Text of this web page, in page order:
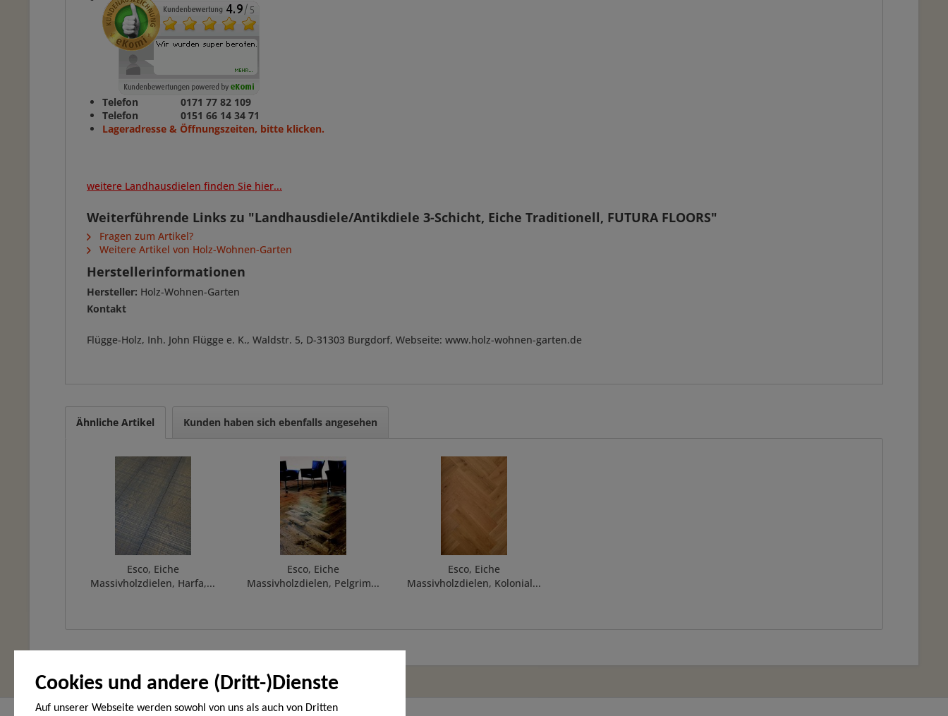
Cookies und andere (Dritt-)Dienste
Auf unserer Webseite werden sowohl von uns als auch von Dritten
Telefon 0171 77 82 109
Telefon 0151 66 14 34 71
Lageradresse & Öffnungszeiten, bitte klicken.
weitere Landhausdielen finden Sie hier...
Weiterführende Links zu "Landhausdiele/Antikdiele 3-Schicht, Eiche Traditionell, FUTURA FLOORS"
Fragen zum Artikel?
Weitere Artikel von Holz-Wohnen-Garten
Herstellerinformationen
Hersteller: Holz-Wohnen-Garten
Kontakt
Flügge-Holz, Inh. John Flügge e. K., Waldstr. 5, D-31303 Burgdorf, Webseite: www.holz-wohnen-garten.de
Ähnliche Artikel Kunden haben sich ebenfalls angesehen
Esco, Eiche
Massivholzdielen, Harfa,...
Esco, Eiche
Massivholzdielen, Pelgrim...
Esco, Eiche
Massivholzdielen, Kolonial...